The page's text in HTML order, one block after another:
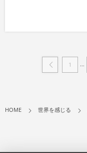
1 ...
HOME 世界を感じる